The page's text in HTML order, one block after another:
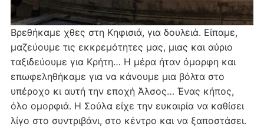
Βρεθήκαμε χθες στη Κηφισιά, για δουλειά. Είπαμε,
μαζεύουμε τις εκκρεμότητες μας, μιας και αύριο
ταξιδεύουμε για Κρήτη… Η μέρα ήταν όμορφη και
επωφεληθήκαμε για να κάνουμε μια βόλτα στο
υπέροχο κι αυτή την εποχή Άλσος… Ένας κήπος,
όλο ομορφιά. Η Σούλα είχε την ευκαιρία να καθίσει
λίγο στο συντριβάνι, στο κέντρο και να ξαποστάσει.